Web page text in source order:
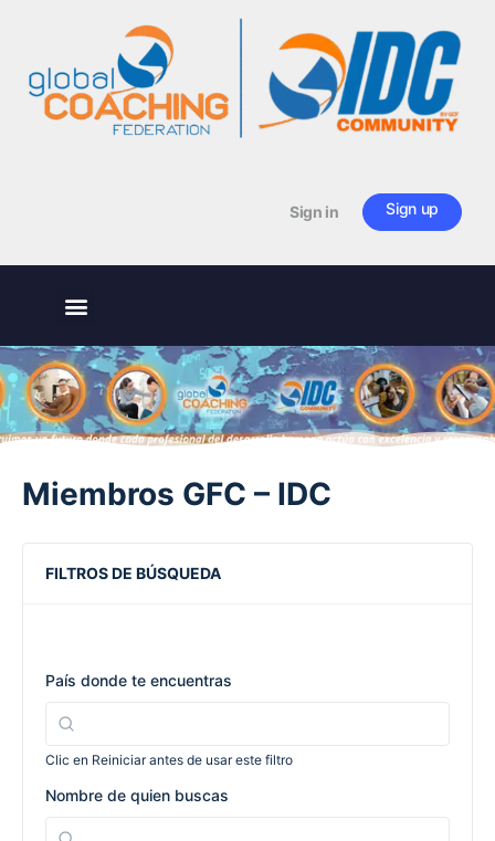
Sign in Sign up
Miembros GFC – IDC
FILTROS DE BÚSQUEDA
País donde te encuentras
Clic en Reiniciar antes de usar este filtro
Nombre de quien buscas